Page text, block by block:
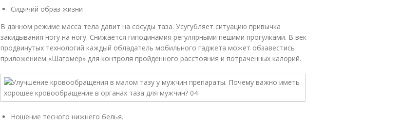
Сидячий образ жизни
В данном режиме масса тела давит на сосуды таза. Усугубляет ситуацию привычка
закидывания ногу на ногу. Снижается гиподинамия регулярными пешими прогулками. В век
продвинутых технологий каждый обладатель мобильного гаджета может обзавестись
приложением «Шагомер» для контроля пройденного расстояния и потраченных калорий.
Ношение тесного нижнего белья.